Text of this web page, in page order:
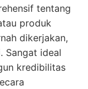
tentang
produk
dikerjakan,
Sangat ideal
kredibilitas